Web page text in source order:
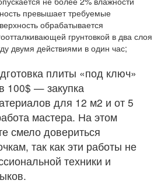
превышает требуемые
обрабатывается
грунтовкой в два слоя
двумя действиями в один час;
плиты «под ключ»
100$ — закупка
для 12 м2 и от 5
мастера. На этом
смело довериться
так как эти работы не
техники и